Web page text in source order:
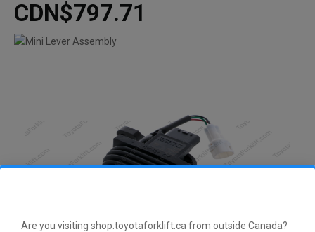
Are you visiting shop.toyotaforklift.ca from outside Canada?
CDN$797.71